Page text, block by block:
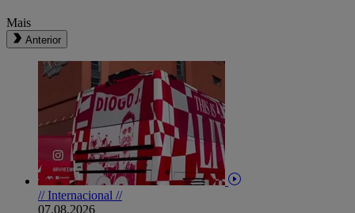
Mais
Anterior
// Internacional //
07.08.2026